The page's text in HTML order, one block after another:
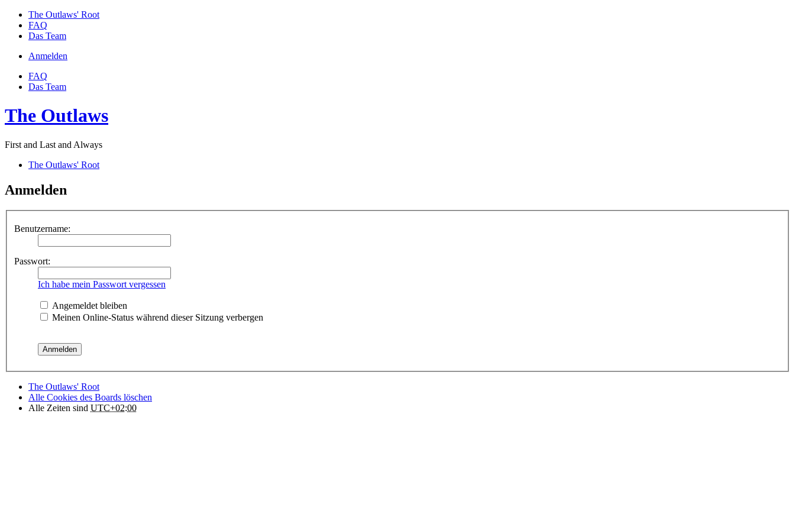
The Outlaws' Root
FAQ
Das Team
Anmelden
FAQ
Das Team
The Outlaws
First and Last and Always
The Outlaws' Root
Anmelden
Benutzername:
Passwort:
Ich habe mein Passwort vergessen
Angemeldet bleiben
Meinen Online-Status während dieser Sitzung verbergen
The Outlaws' Root
Alle Cookies des Boards löschen
Alle Zeiten sind UTC+02:00